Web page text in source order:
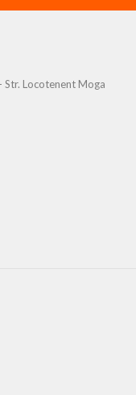
Str. Locotenent Moga